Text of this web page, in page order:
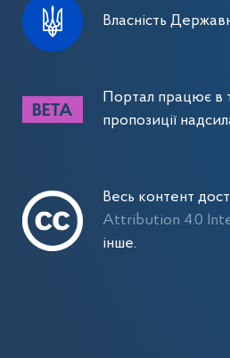
Власність
Портал працює в
пропозиції
Весь контент
Attribution 4.0
інше.